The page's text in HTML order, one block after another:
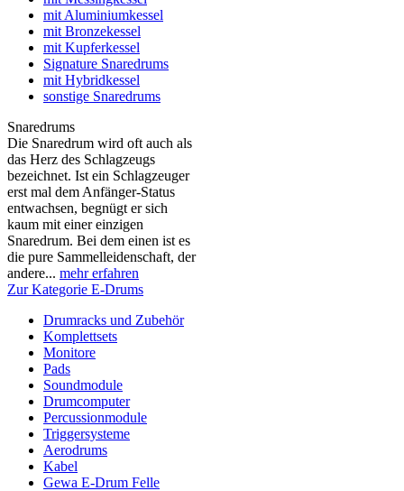
mit Aluminiumkessel
mit Bronzekessel
mit Kupferkessel
Signature Snaredrums
mit Hybridkessel
sonstige Snaredrums
Snaredrums
Die Snaredrum wird oft auch als
das Herz des Schlagzeugs
bezeichnet. Ist ein Schlagzeuger
erst mal dem Anfänger-Status
entwachsen, begnügt er sich
kaum mit einer einzigen
Snaredrum. Bei dem einen ist es
die pure Sammelleidenschaft, der
andere... mehr erfahren
Zur Kategorie E-Drums
Drumracks und Zubehör
Komplettsets
Monitore
Pads
Soundmodule
Drumcomputer
Percussionmodule
Triggersysteme
Aerodrums
Kabel
Gewa E-Drum Felle